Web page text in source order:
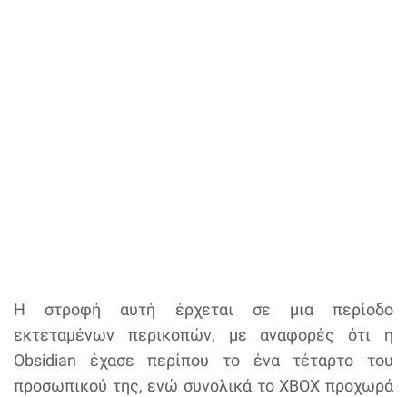
Η στροφή αυτή έρχεται σε μια περίοδο
εκτεταμένων περικοπών, με αναφορές ότι η
Obsidian έχασε περίπου το ένα τέταρτο του
προσωπικού της, ενώ συνολικά το XBOX προχωρά